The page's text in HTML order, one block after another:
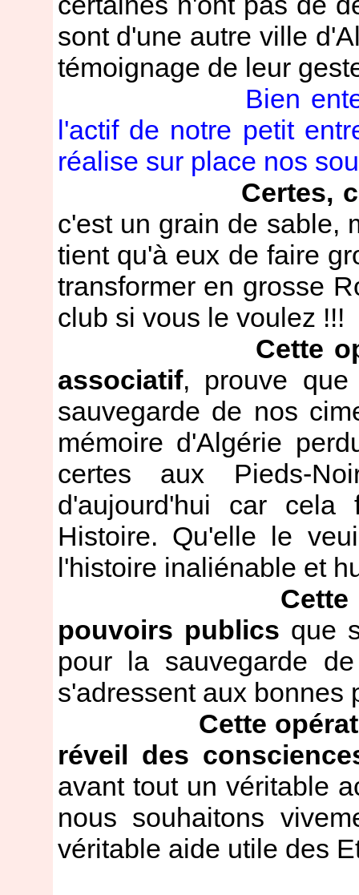
sont d'une autre ville
témoignage de leur
Bien
l'actif de notre petit
réalise sur place nos
Certes,
c'est un grain de sable,
tient qu'à eux de faire
transformer en grosse
club si vous le voulez !!!
Cette
associatif, prouve
sauvegarde de nos
mémoire d'Algérie
certes aux Pieds-
d'aujourd'hui car
Histoire. Qu'elle le
l'histoire inaliénable et
pouvoirs publics que
pour la sauvegarde
s'adressent aux bonnes
Cette
réveil des
avant tout un véritable
nous souhaitons
véritable aide utile des